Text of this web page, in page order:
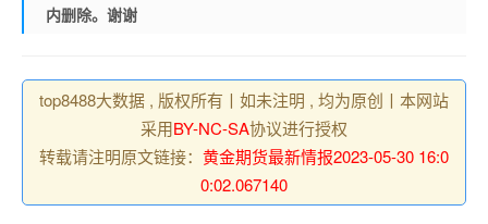
内删除。谢谢
top8488大数据 , 版权所有丨如未注明 , 均为原创丨本网站
采用BY-NC-SA协议进行授权
转载请注明原文链接： 黄金期货最新情报2023-05-30 16:0
0:02.067140